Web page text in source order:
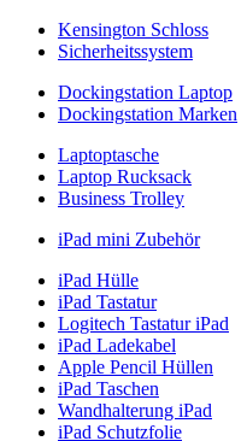
Kensington Schloss
Sicherheitssystem
Dockingstation Laptop
Dockingstation Marken
Laptoptasche
Laptop Rucksack
Business Trolley
iPad mini Zubehör
iPad Hülle
iPad Tastatur
Logitech Tastatur iPad
iPad Ladekabel
Apple Pencil Hüllen
iPad Taschen
Wandhalterung iPad
iPad Schutzfolie